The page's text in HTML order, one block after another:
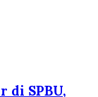
di SPBU,